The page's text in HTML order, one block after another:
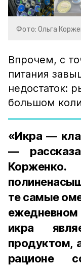
Фото: Ольга
Впрочем, с
питания
недостаток:
большом
«Икра —
—
те самые
икра
продуктом,
рационе